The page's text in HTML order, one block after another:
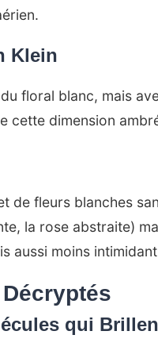
Klein
floral blanc, mais
cette dimension
de fleurs blanches
la rose abstraite)
aussi moins
qui